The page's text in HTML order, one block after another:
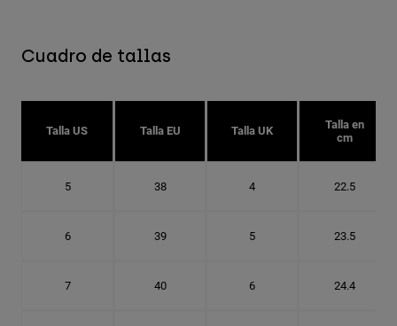
Cuadro de tallas
Talla US Talla EU Talla UK
Talla en
cm
5 38 4 22.5
6 39 5 23.5
7 40 6 24.4